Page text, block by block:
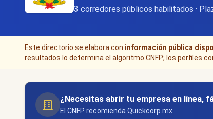
3 corredores públicos habilitados ·
Este directorio se elabora con información pública
resultados lo determina el algoritmo CNFP; los perfiles
¿Necesitas abrir tu empresa en línea,
El CNFP recomienda Quickcorp.mx